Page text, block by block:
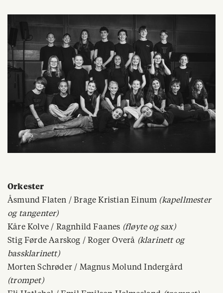
Orkester
Åsmund Flaten / Brage Kristian Einum (kapellmester
og tangenter)
Kåre Kolve / Ragnhild Faanes (fløyte og sax)
Stig Førde Aarskog / Roger Overå (klarinett og
bassklarinett)
Morten Schrøder / Magnus Molund Indergård
(trompet)